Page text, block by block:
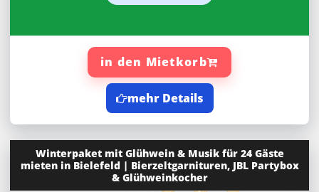
in den Mietkorb
mehr Details
Winterpaket mit Glühwein & Musik für 24 Gäste
mieten in Bielefeld | Bierzeltgarnituren, JBL Partybox
& Glühweinkocher